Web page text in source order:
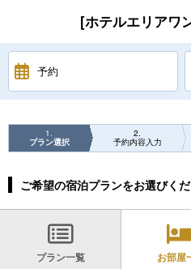
[ホテルエリアワ
予約
1
プラン選択
2
予約内容入力
ご希望の宿泊プランをお選びくだ
プラン一覧 お部屋